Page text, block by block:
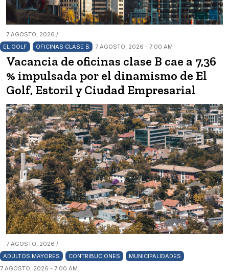
7 AGOSTO, 2026 /
EL GOLF
OFICINAS CLASE B 7 AGOSTO, 2026 - 7:00 AM
Vacancia de oficinas clase B cae a 7,36
% impulsada por el dinamismo de El
Golf, Estoril y Ciudad Empresarial
7 AGOSTO, 2026 /
ADULTOS MAYORES
CONTRIBUCIONES
MUNICIPALIDADES
7 AGOSTO, 2026 - 7:00 AM